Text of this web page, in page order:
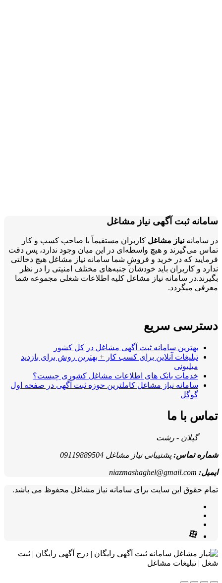
سامانه ثبت آگهی نیاز مشاغل
در سامانه نیاز مشاغلکاربران مستقیماً با صاحب کسب و کار
تماس می‌گیرند و هیچ واسطه‌ای در این میان وجود ندارد، پس دقت
فرمایید که در خرید و فروشِ شما سامانه نیاز مشاغل هیچ دخالتی
ندارد و کاربران باید خودشان جنبه‌های مختلف امنیتی را در نظر
بگیرند.در سامانه نیاز مشاغل کلیه اطلاعات شغلی مجموعه شما
معرفی میگردد.
دسترسی سریع
بهترین سامانه ثبت آگهی مشاغل در کل کشور
تبلیغات آنلاین برای کسب کار + بهترین روش برای بازدید
میلیونی
خدمات بانک های اطلاعات مشاغل کشوری چیست؟
سامانه نیاز مشاغل کاملترین حوزه ثبت آگهی در صفحه اول
گوگل
تماس با ما
گیلان - رشت
شماره تماس:پشتیبانی نیاز مشاغل 09119889504
ایمیل: niazmashaghel@gmail.com
تمام حقوق این سایت برای سامانه نیاز مشاغل محفوظ می باشد.